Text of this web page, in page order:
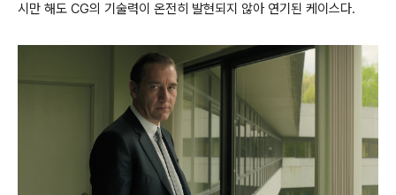
시만 해도 CG의 기술력이 온전히 발현되지 않아 연기된 케이스다.